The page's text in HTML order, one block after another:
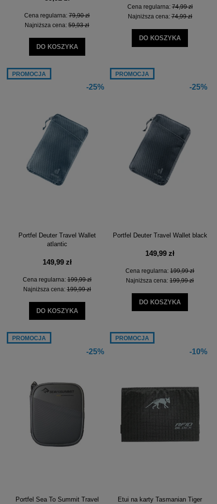
Cena regularna:79,90 zł
Najniższa cena:59,93 zł
DO KOSZYKA
Cena regularna:74,99 zł
Najniższa cena:74,99 zł
DO KOSZYKA
-25%
Portfel Deuter Travel Wallet
atlantic
149,99 zł
Cena regularna:199,99 zł
Najniższa cena:199,99 zł
DO KOSZYKA
PROMOCJA
-25%
Portfel Deuter Travel Wallet black
149,99 zł
Cena regularna:199,99 zł
Najniższa cena:199,99 zł
DO KOSZYKA
PROMOCJA
-25%
Portfel Sea To Summit Travel
PROMOCJA
-10%
Etui na karty Tasmanian Tiger
PROMOCJA